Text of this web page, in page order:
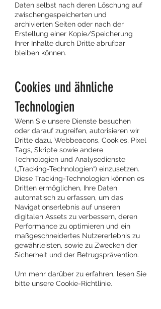
Daten selbst nach deren Löschung auf
zwischengespeicherten und
archivierten Seiten oder nach der
Erstellung einer Kopie/Speicherung
Ihrer Inhalte durch Dritte abrufbar
bleiben können.
Cookies und ähnliche
Technologien
Wenn Sie unsere Dienste besuchen
oder darauf zugreifen, autorisieren wir
Dritte dazu, Webbeacons, Cookies, Pixel
Tags, Skripte sowie andere
Technologien und Analysedienste
(„Tracking-Technologien“) einzusetzen.
Diese Tracking-Technologien können es
Dritten ermöglichen, Ihre Daten
automatisch zu erfassen, um das
Navigationserlebnis auf unseren
digitalen Assets zu verbessern, deren
Performance zu optimieren und ein
maßgeschneidertes Nutzererlebnis zu
gewährleisten, sowie zu Zwecken der
Sicherheit und der Betrugsprävention.
Um mehr darüber zu erfahren, lesen Sie
bitte unsere Cookie-Richtlinie.